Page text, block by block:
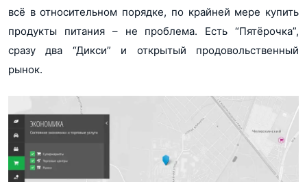
всё в относительном порядке, по крайней мере купить
продукты питания – не проблема. Есть “Пятёрочка”,
сразу два “Дикси” и открытый продовольственный
рынок.